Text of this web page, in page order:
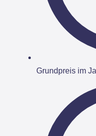
Grundpreis im